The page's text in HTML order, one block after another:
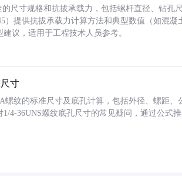
尺寸规格和抗拔承载力，包括螺杆直径、钻孔
）提供抗拔承载力计算方法和典型数值（如混
议，适用于工程技术人员参考。
寸
螺纹的标准尺寸及底孔计算，包括外径、螺距
1/4-36UNS螺纹底孔尺寸的常见疑问，通过公式